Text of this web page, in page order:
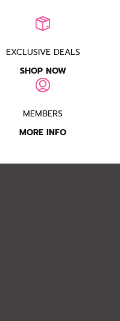
EXCLUSIVE DEALS
SHOP NOW
MEMBERS
MORE INFO